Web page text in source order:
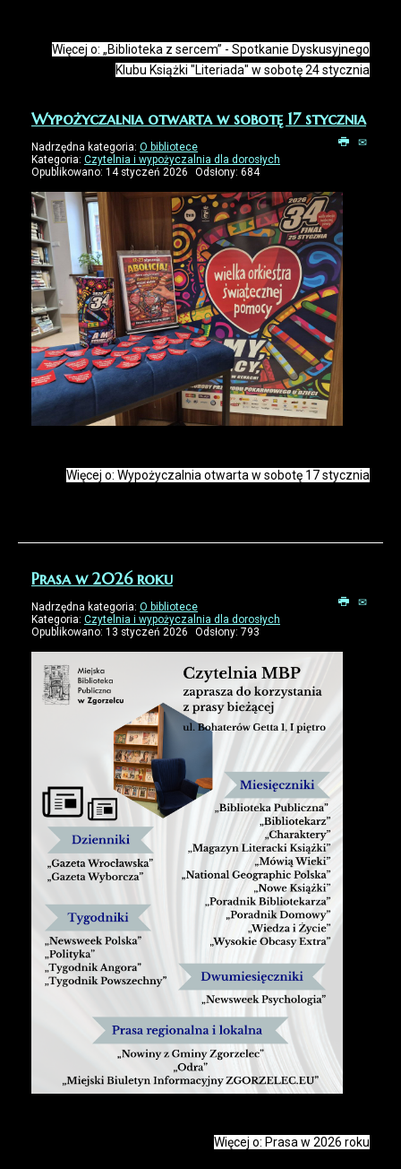
Więcej o: „Biblioteka z sercem” - Spotkanie Dyskusyjnego
Klubu Książki "Literiada" w sobotę 24 stycznia
Wypożyczalnia otwarta w sobotę 17 stycznia
Nadrzędna kategoria: O bibliotece
Kategoria: Czytelnia i wypożyczalnia dla dorosłych
Opublikowano: 14 styczeń 2026
Odsłony: 684
Więcej o: Wypożyczalnia otwarta w sobotę 17 stycznia
Prasa w 2026 roku
Nadrzędna kategoria: O bibliotece
Kategoria: Czytelnia i wypożyczalnia dla dorosłych
Opublikowano: 13 styczeń 2026
Odsłony: 793
Więcej o: Prasa w 2026 roku